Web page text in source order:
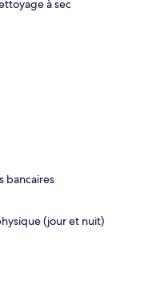
à sec
bancaires
(jour et nuit)